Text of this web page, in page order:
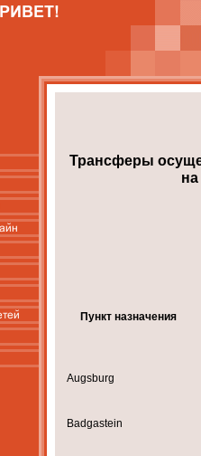
Трансферы
Пункт назначения
Augsburg
Badgastein